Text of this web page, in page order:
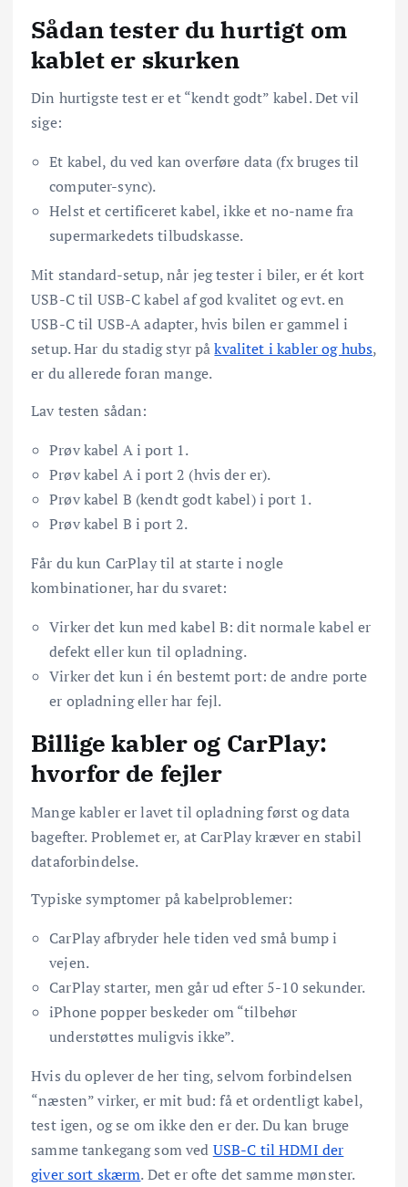
Sådan tester du hurtigt om
kablet er skurken
Din hurtigste test er et “kendt godt” kabel. Det vil
sige:
Et kabel, du ved kan overføre data (fx bruges til
computer-sync).
Helst et certificeret kabel, ikke et no-name fra
supermarkedets tilbudskasse.
Mit standard-setup, når jeg tester i biler, er ét kort
USB-C til USB-C kabel af god kvalitet og evt. en
USB-C til USB-A adapter, hvis bilen er gammel i
setup. Har du stadig styr påkvalitet i kabler og hubs,
er du allerede foran mange.
Lav testen sådan:
Prøv kabel A i port 1.
Prøv kabel A i port 2 (hvis der er).
Prøv kabel B (kendt godt kabel) i port 1.
Prøv kabel B i port 2.
Får du kun CarPlay til at starte i nogle
kombinationer, har du svaret:
Virker det kun med kabel B: dit normale kabel er
defekt eller kun til opladning.
Virker det kun i én bestemt port: de andre porte
er opladning eller har fejl.
Billige kabler og CarPlay:
hvorfor de fejler
Mange kabler er lavet til opladning først og data
bagefter. Problemet er, at CarPlay kræver en stabil
dataforbindelse.
Typiske symptomer på kabelproblemer:
CarPlay afbryder hele tiden ved små bump i
vejen.
CarPlay starter, men går ud efter 5-10 sekunder.
iPhone popper beskeder om “tilbehør
understøttes muligvis ikke”.
Hvis du oplever de her ting, selvom forbindelsen
“næsten” virker, er mit bud: få et ordentligt kabel,
test igen, og se om ikke den er der. Du kan bruge
samme tankegang som ved USB-C til HDMI der
giver sort skærm. Det er ofte det samme mønster.